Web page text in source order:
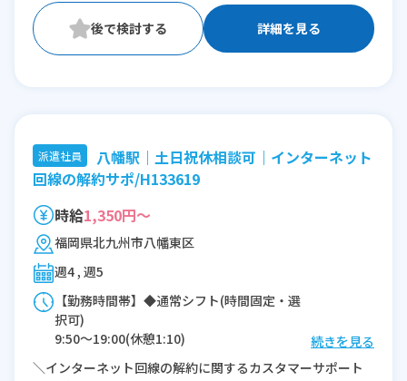
詳細を見る
派遣社員
八幡駅｜土日祝休相談可｜インターネット
回線の解約サポ/H133619
時給1,350円～
福岡県北九州市八幡東区
週4 , 週5
【勤務時間帯】◆通常シフト(時間固定・選
択可)
9:50〜19:00(休憩1:10)
※残業：5〜10時間程度/月
続きを見る
＼インターネット回線の解約に関するカスタマーサポート